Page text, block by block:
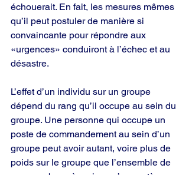
échouerait. En fait, les mesures mêmes
qu’il peut postuler de manière si
convaincante pour répondre aux
«urgences» conduiront à l’échec et au
désastre.
L’effet d’un individu sur un groupe
dépend du rang qu’il occupe au sein du
groupe. Une personne qui occupe un
poste de commandement au sein d’un
groupe peut avoir autant, voire plus de
poids sur le groupe que l’ensemble de